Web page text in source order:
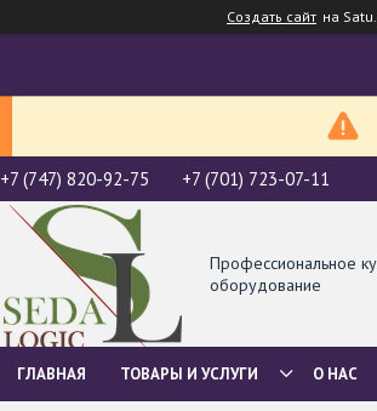
Создать сайт на
+7 (747) 820-92-75 +7 (701) 723-07-11
Профессиональное
оборудование
ГЛАВНАЯ ТОВАРЫ И УСЛУГИ О НАС